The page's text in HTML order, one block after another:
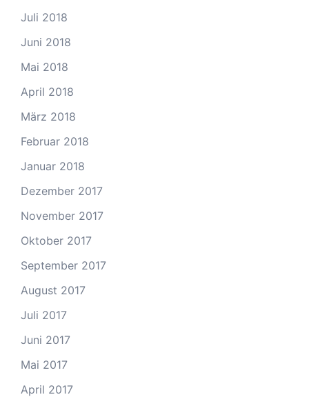
Juli 2018
Juni 2018
Mai 2018
April 2018
März 2018
Februar 2018
Januar 2018
Dezember 2017
November 2017
Oktober 2017
September 2017
August 2017
Juli 2017
Juni 2017
Mai 2017
April 2017